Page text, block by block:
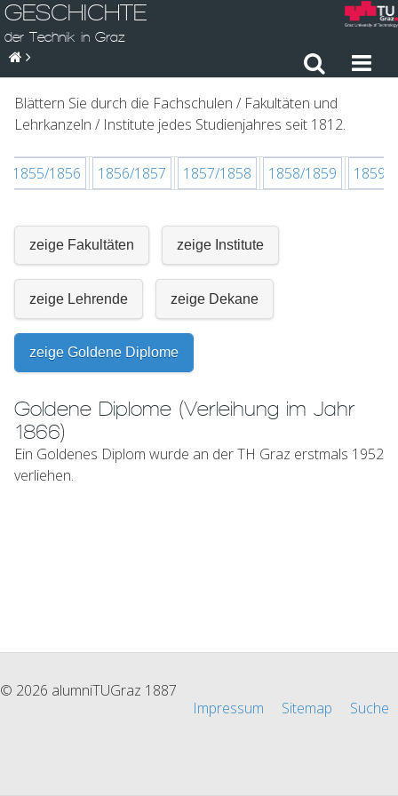
GESCHICHTE
der Technik in Graz
Blättern Sie durch die Fachschulen / Fakultäten und
Lehrkanzeln / Institute jedes Studienjahres seit 1812.
1855/1856 1856/1857 1857/1858 1858/1859 1859/
zeige Fakultäten zeige Institute
zeige Lehrende zeige Dekane
zeige Goldene Diplome
Goldene Diplome (Verleihung im Jahr
1866)
Ein Goldenes Diplom wurde an der TH Graz erstmals 1952
verliehen.
© 2026 alumniTUGraz 1887
Impressum
Sitemap Suche